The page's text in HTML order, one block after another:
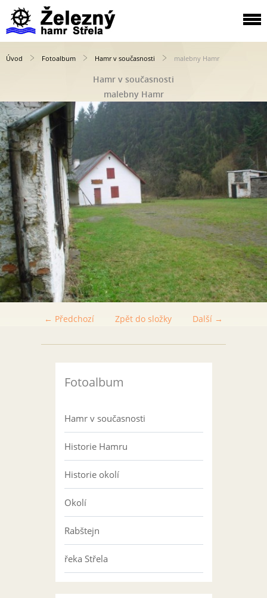
Úvod Fotoalbum Hamr v současnosti malebny Hamr
Hamr v současnosti
malebny Hamr
← Předchozí Další →
Zpět do složky
Fotoalbum
Hamr v současnosti
Historie Hamru
Historie okolí
Okolí
Rabštejn
řeka Střela